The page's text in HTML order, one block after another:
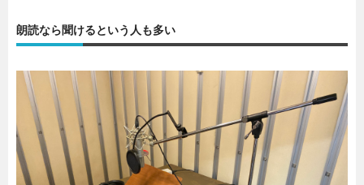
朗読なら聞けるという人も多い